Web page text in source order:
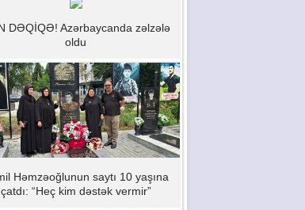
DƏQİQƏ! Azərbaycanda zəlzələ
oldu
Həmzəoğlunun saytı 10 yaşına
çatdı: “Heç kim dəstək vermir”